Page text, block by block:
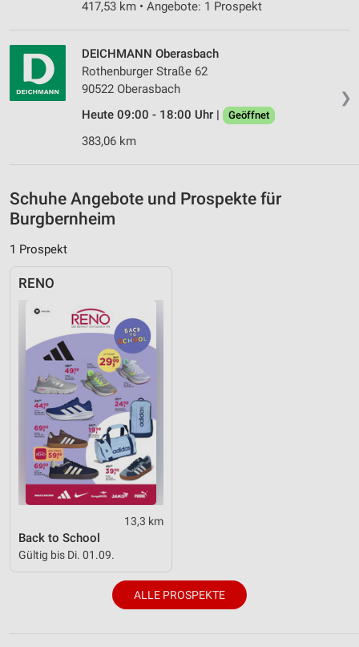
417,53 km • Angebote: 1 Prospekt
❯
DEICHMANN Oberasbach
Rothenburger Straße 62
90522 Oberasbach
Heute 09:00 - 18:00 Uhr |
Geöffnet
383,06 km
Schuhe Angebote und Prospekte für
Burgbernheim
1 Prospekt
RENO
13,3 km
Back to School
Gültig bis Di. 01.09.
ALLE PROSPEKTE
Funktional
Werbung